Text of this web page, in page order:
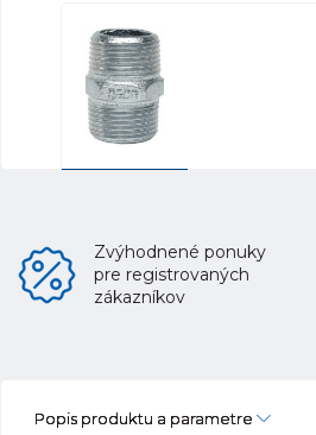
Zvýhodnené ponuky
pre registrovaných
zákazníkov
Popis produktu a parametre